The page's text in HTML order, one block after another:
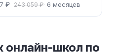
₽ 243 059 ₽ 6 месяцев
онлайн-школ по